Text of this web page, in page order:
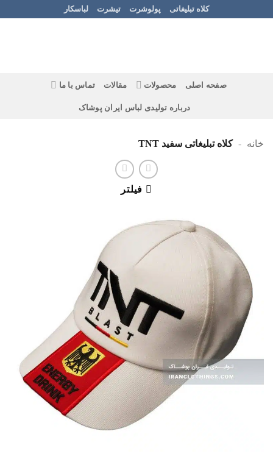
کلاه تبلیغاتی پولوشرت تیشرت لباسکار
صفحه اصلی محصولات مقالات تماس با ما
درباره تولیدی لباس ایران پوشاک
خانه - کلاه تبلیغاتی سفید TNT
فیلتر